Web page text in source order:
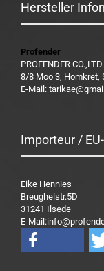
Hersteller
Profender
PROFENDER CO.,LTD.
8/8 Moo 3, Homkret,
E-Mail:
Importeur /
Eike Hennies
Breughelstr.5D
31241 Ilsede
E-